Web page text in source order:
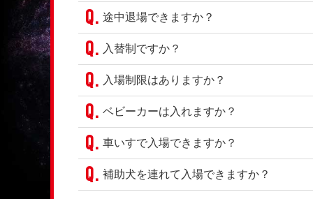
途中退場できますか？
入替制ですか？
入場制限はありますか？
ベビーカーは入れますか？
車いすで入場できますか？
補助犬を連れて入場できますか？